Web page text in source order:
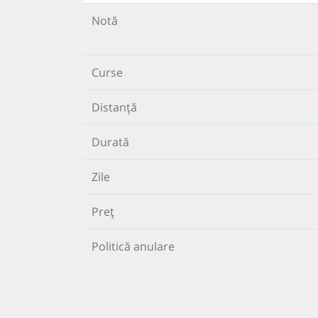
Notă
Curse
Distanță
Durată
Zile
Preț
Politică anulare